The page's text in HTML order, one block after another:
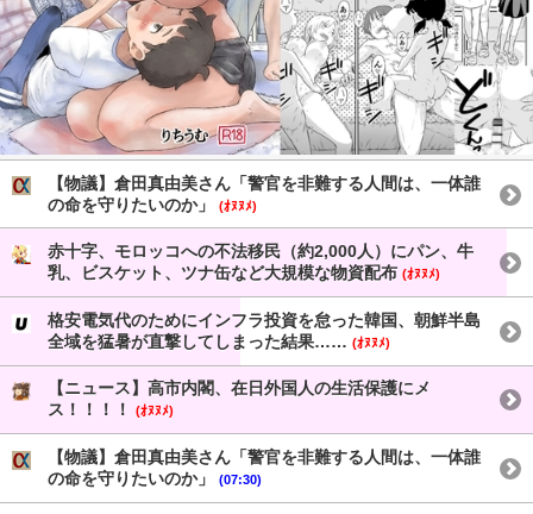
【物議】倉田真由美さん「警官を非難する人間は、一体誰
の命を守りたいのか」
(ｵﾇﾇﾒ)
赤十字、モロッコへの不法移民（約2,000人）にパン、牛
乳、ビスケット、ツナ缶など大規模な物資配布 (ｵﾇﾇﾒ)
格安電気代のためにインフラ投資を怠った韓国、朝鮮半島
全域を猛暑が直撃してしまった結果…… (ｵﾇﾇﾒ)
【ニュース】高市内閣、在日外国人の生活保護にメ
ス！！！！
(ｵﾇﾇﾒ)
【物議】倉田真由美さん「警官を非難する人間は、一体誰
の命を守りたいのか」
(07:30)